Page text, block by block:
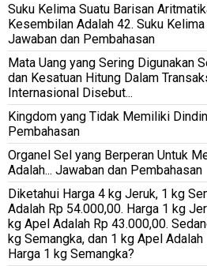
Suku Kelima Suatu Barisan
Kesembilan Adalah 42. Suku
Jawaban dan Pembahasan
Mata Uang yang Sering Digunakan
dan Kesatuan Hitung Dalam
Internasional Disebut...
Kingdom yang Tidak Memiliki
Pembahasan
Organel Sel yang Berperan Untuk
Adalah... Jawaban dan Pembahasan
Diketahui Harga 4 kg Jeruk, 1 kg
Adalah Rp 54.000,00. Harga 1 kg
kg Apel Adalah Rp 43.000,00.
kg Semangka, dan 1 kg Apel
Harga 1 kg Semangka?